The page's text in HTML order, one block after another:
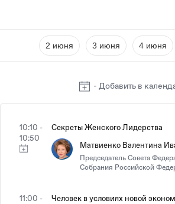
2 июня 3 июня 4 июня
- Добавить в
10:10 -
10:50
Секреты Женского Лидерства
Матвиенко Валентина
Председатель Совета
Собрания Российской
11:00 -
Человек в условиях новой